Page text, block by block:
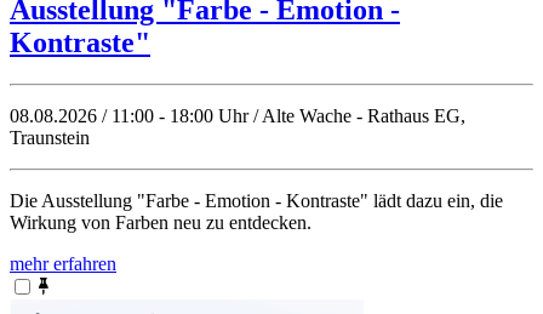
Ausstellung "Farbe - Emotion -
Kontraste"
08.08.2026 / 11:00 - 18:00 Uhr / Alte Wache - Rathaus EG,
Traunstein
Die Ausstellung "Farbe - Emotion - Kontraste" lädt dazu ein, die
Wirkung von Farben neu zu entdecken.
mehr erfahren